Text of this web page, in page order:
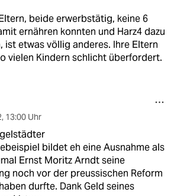
beide erwerbstätig, keine 6
ernähren konnten und Harz4 dazu
ist etwas völlig anderes. Ihre Eltern
vielen Kindern schlicht überfordert.
, 13:00 Uhr
bildet eh eine Ausnahme als
Ernst Moritz Arndt seine
noch vor der preussischen Reform
durfte. Dank Geld seines